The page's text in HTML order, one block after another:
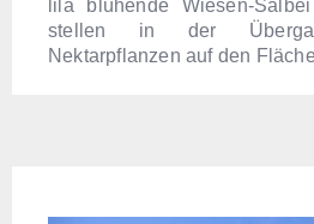
lila blühende Wiesen-
stellen in der
Nektarpflanzen auf den